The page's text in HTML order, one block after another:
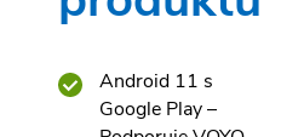
Android 11 s
Google Play –